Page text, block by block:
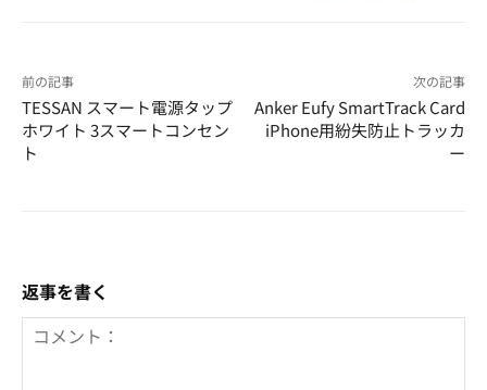
前の記事
TESSAN スマート電源タップ
ホワイト 3スマートコンセン
ト
次の記事
Anker Eufy SmartTrack Card
iPhone用紛失防止トラッカ
ー
返事を書く